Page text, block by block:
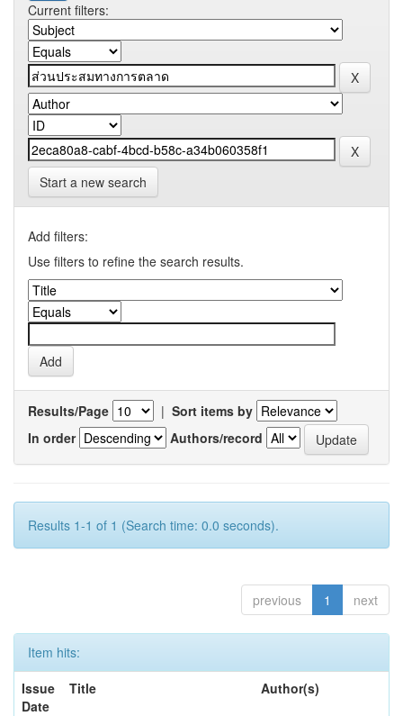
Current filters:
Start a new search
Add filters:
Use filters to refine the search results.
Results/Page | Sort items by
In order
Authors/record
Results 1-1 of 1 (Search time: 0.0 seconds).
previous 1 next
Item hits:
Issue
Date
Title Author(s)